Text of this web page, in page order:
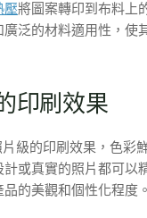
壓將圖案轉印到布料上
泛的材料適用性，使
印刷效果
級的印刷效果，色彩
或真實的照片都可以
的美觀和個性化程度。